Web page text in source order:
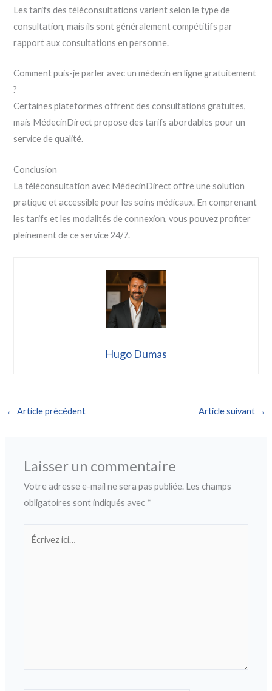
Les tarifs des téléconsultations varient selon le type de
consultation, mais ils sont généralement compétitifs par
rapport aux consultations en personne.
Comment puis-je parler avec un médecin en ligne gratuitement
?
Certaines plateformes offrent des consultations gratuites,
mais MédecinDirect propose des tarifs abordables pour un
service de qualité.
Conclusion
La téléconsultation avec MédecinDirect offre une solution
pratique et accessible pour les soins médicaux. En comprenant
les tarifs et les modalités de connexion, vous pouvez profiter
pleinement de ce service 24/7.
Hugo Dumas
← Article précédent Article suivant →
Laisser un commentaire
Votre adresse e-mail ne sera pas publiée. Les champs
obligatoires sont indiqués avec *